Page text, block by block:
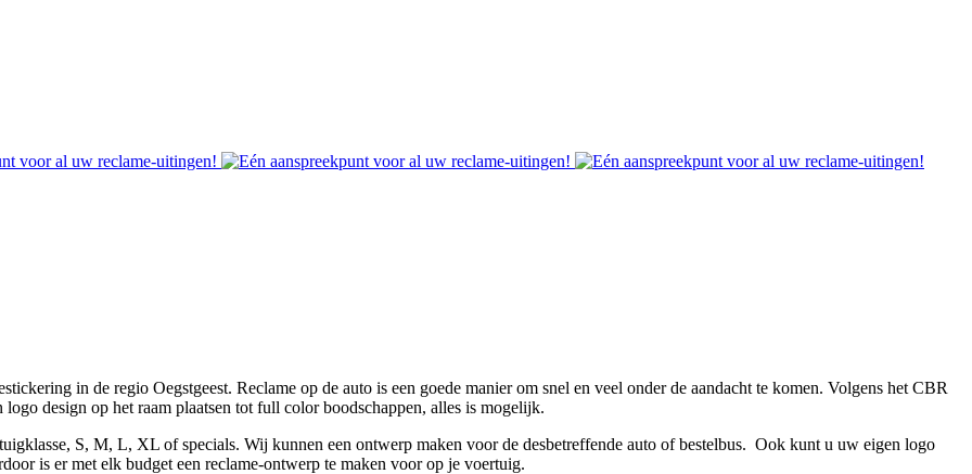
in de regio Oegstgeest. Reclame op de auto is een goede manier om snel en veel onder de aandacht te komen. Volgens het CBR
design op het raam plaatsen tot full color boodschappen, alles is mogelijk.
S, M, L, XL of specials. Wij kunnen een ontwerp maken voor de desbetreffende auto of bestelbus. Ook kunt u uw eigen logo
is er met elk budget een reclame-ontwerp te maken voor op je voertuig.